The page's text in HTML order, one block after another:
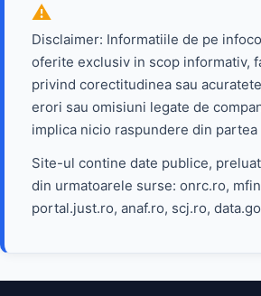
Disclaimer: Informatiile de pe
oferite exclusiv in scop informativ,
privind corectitudinea sau
erori sau omisiuni legate de
implica nicio raspundere din
Site-ul contine date publice,
din urmatoarele surse: onrc.ro,
portal.just.ro, anaf.ro, scj.ro,